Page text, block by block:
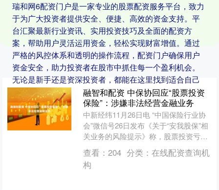
瑞和网6配资门户是一家专业的股票配资服务平台，致力
于为广大投资者提供安全、便捷、高效的资金支持。平
台汇聚最新行业资讯、实用投资技巧及全面的配资方
案，帮助用户灵活运用资金，轻松实现财富增值。通过
严格的风控体系和透明的操作流程，配资门户确保用户
资金安全，助力投资者在股市中抓住每一个盈利机会。
无论是新手还是资深投资者，都能在这里找到适合自己
的配资服务。
融智和配资 中保协回应“股票投资
保险”：涉嫌非法经营金融业务
中新经纬11月26日电 “中国保险行业协
会”微信号26日发布《关于“安我股保”相
关业务的风险提示》称，股票投资亏损
不属于保险可承保范围，目前金融监管
部门未批准或....
查看： 204 分类： 在线配资查询机
构